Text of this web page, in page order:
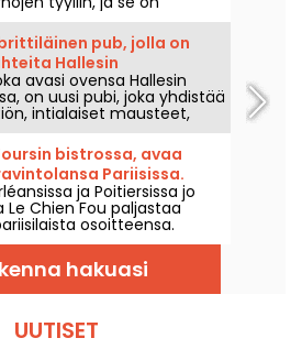
pub, jolla on
Hallesin
avasi ovensa Hallesin
on uusi pubi, joka yhdistää
intialaiset mausteet,
ja käsityöläisbierit Jim
sisustukseen.
bistrossa, avaa
Pariisissa.
ja Poitiersissa jo
Chien Fou paljastaa
osoitteensa.
2026 tämä bistro, joka
jaettavista
viinikellaristään, avaa
Pariisin toisessa
hakuasi
UUTISET